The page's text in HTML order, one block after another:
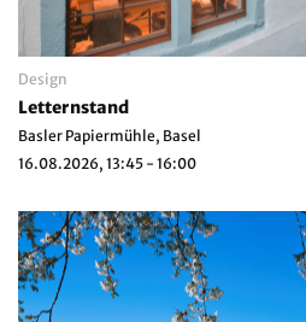
Design
Letternstand
Basler Papiermühle, Basel
16.08.2026, 13:45 - 16:00